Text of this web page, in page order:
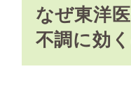
なぜ東洋
不調に効